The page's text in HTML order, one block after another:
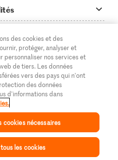
Mon Migusto
Migros
des cookies et des
protéger, analyser et
personnaliser nos services et
de tiers. Les données
vers des pays qui n'ont
des données
d'informations dans
cookies nécessaires
les cookies